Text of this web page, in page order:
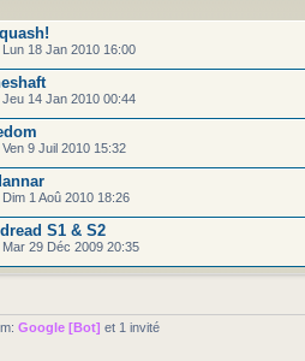
Lun 18 Jan 2010 16:00
Jeu 14 Jan 2010 00:44
Ven 9 Juil 2010 15:32
Dim 1 Aoû 2010 18:26
S1 & S2
Mar 29 Déc 2009 20:35
Google [Bot] et 1 invité